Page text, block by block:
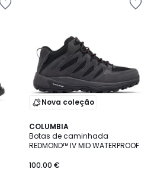
Nova coleção
COLUMBIA
Botas de caminhada
REDMOND™ IV MID WATERPROOF
100.00 €